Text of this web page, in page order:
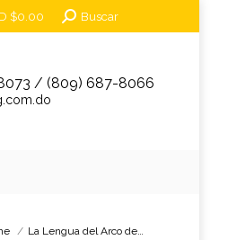
$0.00 Search:Buscar
/ (809) 687-8066
are here:La Lengua del Arco de…
Contáctanos